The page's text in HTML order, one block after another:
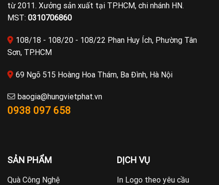
từ 2011. Xưởng sản xuất tại TP.HCM, chi nhánh HN.
MST: 0310706860
108/18 - 108/20 - 108/22 Phan Huy Ích, Phường Tân
Sơn, TP.HCM
69 Ngõ 515 Hoàng Hoa Thám, Ba Đình, Hà Nội
baogia@hungvietphat.vn
0938 097 658
SẢN PHẨM
Quà Công Nghệ
DỊCH VỤ
In Logo theo yêu cầu